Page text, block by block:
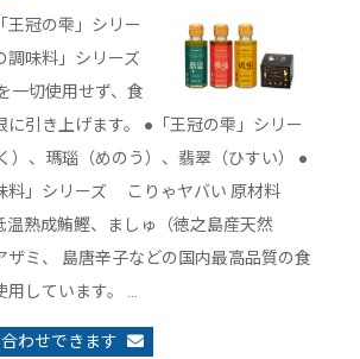
王冠の雫」シリー
調味料」シリーズ
一切使用せず、食
に引き上げます。 ●「王冠の雫」シリー
、瑪瑙（めのう）、翡翠（ひすい） ●
料」シリーズ こりゃヤバい 原材料
温熟成鮪鰹、ましゅ（徳之島産天然
ザミ、 島唐辛子などの国内最高品質の食
しています。 …
わせできます